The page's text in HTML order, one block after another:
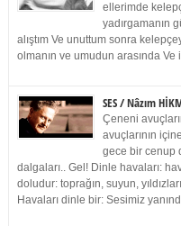
ellerimde
yadırgamanın
alıştım Ve unuttum sonra
olmanın ve umudun arasında
SES / Nâzım
Çeneni
avuçlarının
gece bir cenup
dalgaları.. Gel! Dinle havaları:
doludur: toprağın, suyun,
Havaları dinle bir: Sesimiz